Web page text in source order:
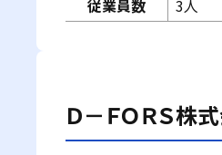
従業員数
3人
Ｄ－ＦＯＲＳ株